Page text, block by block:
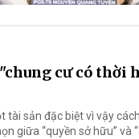
cư có thời
tài sản đặc biệt vì vậy
giữa “quyền sở hữu” và